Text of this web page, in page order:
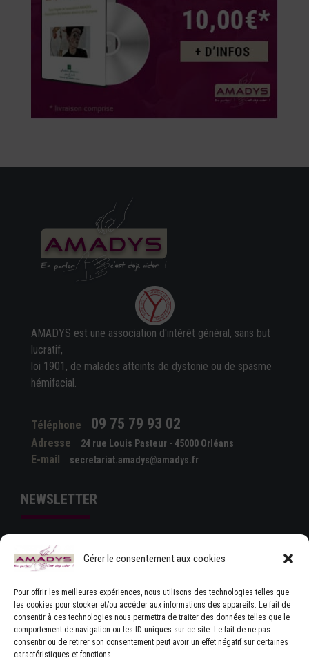
Gérer le consentement aux cookies
Pour offrir les meilleures expériences, nous utilisons des technologies telles que
les cookies pour stocker et/ou accéder aux informations des appareils. Le fait de
consentir à ces technologies nous permettra de traiter des données telles que le
comportement de navigation ou les ID uniques sur ce site. Le fait de ne pas
consentir ou de retirer son consentement peut avoir un effet négatif sur certaines
caractéristiques et fonctions.
AMADYS est une association d'intérêt général, sans but
lucratif,
loi 1901, de malades atteints de dystonie ou de spasme
hémifacial.
Téléphone 09 75 79 93 02
Adresse 24 rue Louis Pasteur - 45000 Orléans
E-mail secretariat.amadys@amadys.fr
NEWSLETTER
J'ACCEPTE LES CONDITIONS GÉNÉRALES
D'UTILISATION